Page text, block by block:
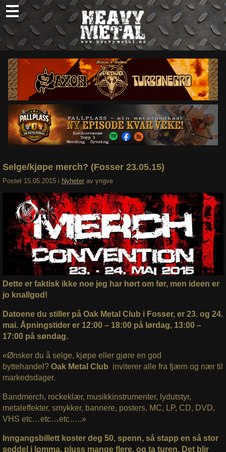
Skip
to
content
Nyheter
Omtaler
Intervjuer
Om oss
Abonner
Søk
Selge/kjøpe merch? (Fosser 23.05.15)
Postet 15.05.2015 i Nyheter av yngve
Dette er faktisk ikke noe jeg har hørt om før, men ideen er
jo knallgod!
Datoene du stiller på Oak Metal Club i Fosser, er 23. og 24.
mai. Åpningstider er 12:00 – 18:00 på lørdag, 13:00 –
17:00 på søndag.
«Ønsker du å selge, kjøpe eller gjøre en god
byttehandel? Oak Metal Club inviterer alle fra fjærn og nær til
markedsdager.
Bandmerch, rockeklær, musikkinstrumenter, lydutstyr,
metaleffekter, smykker, bannere, posters, MC, LP, CD, DVD,
VHS etc…etc…etc…..»
Inngangsbillett koster deg 50, spenn, så stapp en så stor
seddel i lomma, pluss mange flere, og ta turen. Det blir